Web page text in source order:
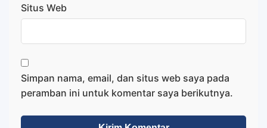
Situs Web
Simpan nama, email, dan situs web saya pada
peramban ini untuk komentar saya berikutnya.